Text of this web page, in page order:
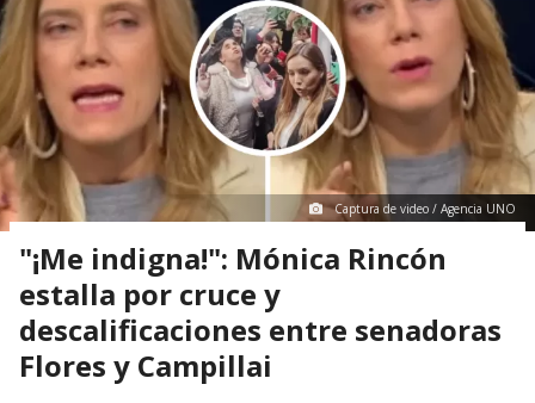
Captura de video / Agencia UNO
"¡Me indigna!": Mónica Rincón
estalla por cruce y
descalificaciones entre senadoras
Flores y Campillai